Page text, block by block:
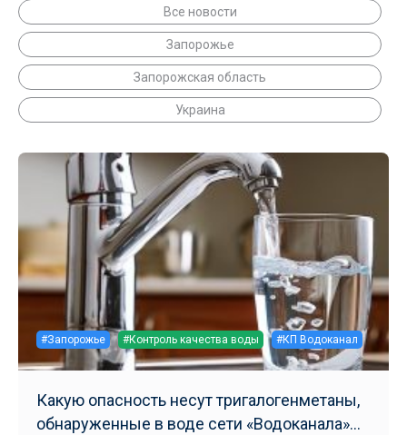
Все новости
Запорожье
Запорожская область
Украина
#Запорожье #Контроль качества воды #КП Водоканал
Какую опасность несут тригалогенметаны,
обнаруженные в воде сети «Водоканала»